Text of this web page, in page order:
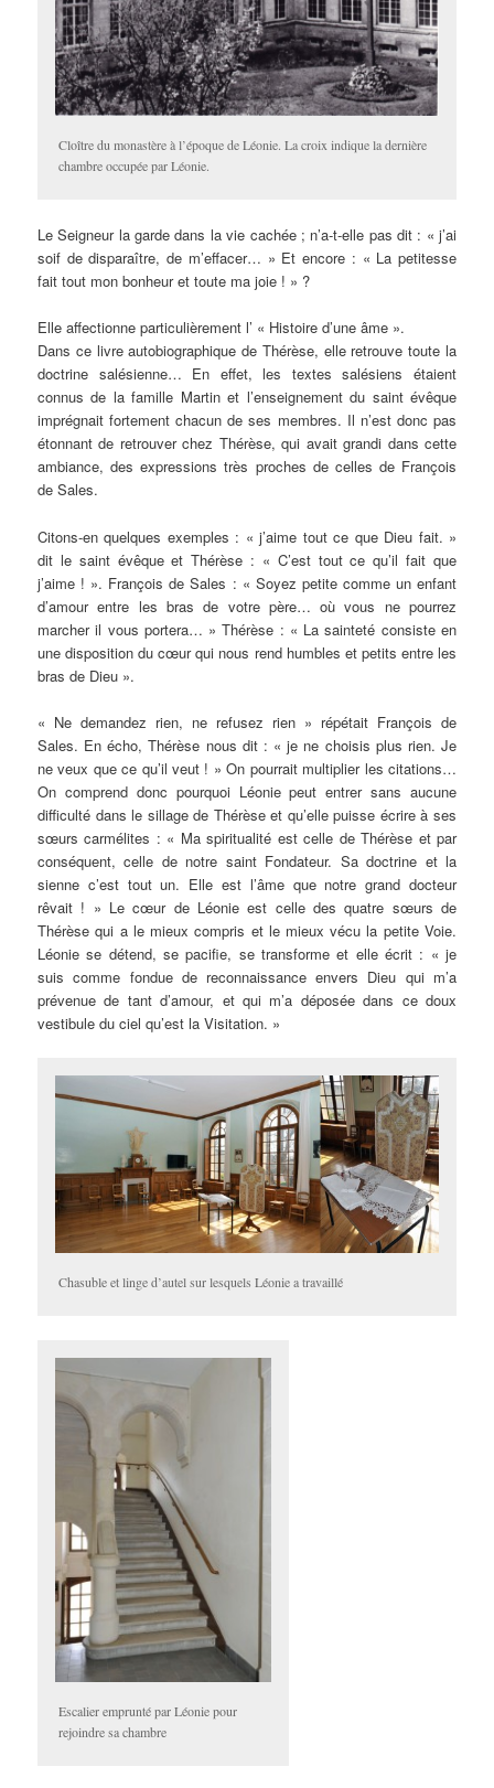
Cloître du monastère à l’époque de Léonie. La croix indique la dernière
chambre occupée par Léonie.
Le Seigneur la garde dans la vie cachée ; n’a-t-elle pas dit : « j’ai
soif de disparaître, de m’effacer… » Et encore : « La petitesse
fait tout mon bonheur et toute ma joie ! » ?
Elle affectionne particulièrement l’ « Histoire d’une âme ».
Dans ce livre autobiographique de Thérèse, elle retrouve toute la
doctrine salésienne… En effet, les textes salésiens étaient
connus de la famille Martin et l’enseignement du saint évêque
imprégnait fortement chacun de ses membres. Il n’est donc pas
étonnant de retrouver chez Thérèse, qui avait grandi dans cette
ambiance, des expressions très proches de celles de François
de Sales.
Citons-en quelques exemples : « j’aime tout ce que Dieu fait. »
dit le saint évêque et Thérèse : « C’est tout ce qu’il fait que
j’aime ! ». François de Sales : « Soyez petite comme un enfant
d’amour entre les bras de votre père… où vous ne pourrez
marcher il vous portera… » Thérèse : « La sainteté consiste en
une disposition du cœur qui nous rend humbles et petits entre les
bras de Dieu ».
« Ne demandez rien, ne refusez rien » répétait François de
Sales. En écho, Thérèse nous dit : « je ne choisis plus rien. Je
ne veux que ce qu’il veut ! » On pourrait multiplier les citations…
On comprend donc pourquoi Léonie peut entrer sans aucune
difficulté dans le sillage de Thérèse et qu’elle puisse écrire à ses
sœurs carmélites : « Ma spiritualité est celle de Thérèse et par
conséquent, celle de notre saint Fondateur. Sa doctrine et la
sienne c’est tout un. Elle est l’âme que notre grand docteur
rêvait ! » Le cœur de Léonie est celle des quatre sœurs de
Thérèse qui a le mieux compris et le mieux vécu la petite Voie.
Léonie se détend, se pacifie, se transforme et elle écrit : « je
suis comme fondue de reconnaissance envers Dieu qui m’a
prévenue de tant d’amour, et qui m’a déposée dans ce doux
vestibule du ciel qu’est la Visitation. »
Chasuble et linge d’autel sur lesquels Léonie a travaillé
Escalier emprunté par Léonie pour
rejoindre sa chambre